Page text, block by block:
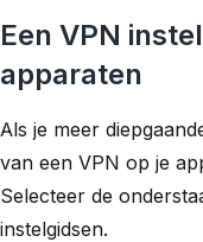
Een VPN
apparaten
Als je meer
van een VPN op je
Selecteer de
instelgidsen.